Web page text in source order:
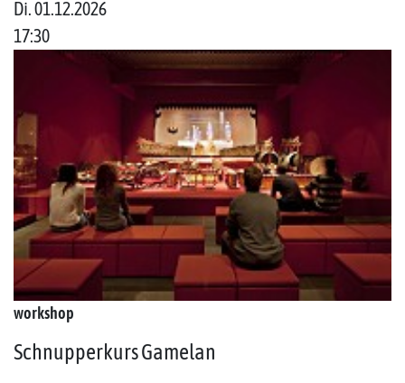
Di. 01.12.2026
17:30
workshop
Schnupperkurs Gamelan